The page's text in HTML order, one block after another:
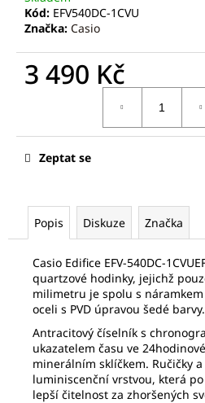
Kód: EFV540DC-1CVU
Značka: Casio
3 490 Kč
Zeptat se
Popis Diskuze Značka
Casio Edifice EFV-540DC-
quartzové hodinky, jejichž
milimetru je spolu s
oceli s PVD úpravou šedé barvy.
Antracitový číselník s
ukazatelem času ve
minerálním sklíčkem. Ručičky
luminiscenční vrstvou, která
lepší čitelnost za zhoršených
p
u
u
e
FREDERIQUE
CONSTANT
FC-
252SS5B6
820
Původně: